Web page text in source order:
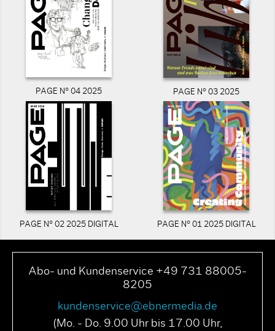
PAGE N° 04 2025 PAGE N° 03 2025
PAGE N° 02 2025 DIGITAL PAGE N° 01 2025 DIGITAL
Abo- und Kundenservice +49 731 88005-
8205
kundenservice@ebnermedia.de
(Mo. - Do. 9.00 Uhr bis 17.00 Uhr,